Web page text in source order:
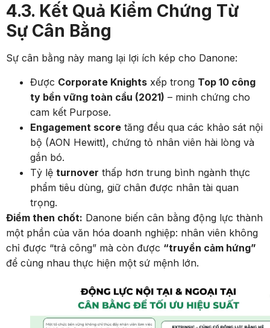
4.3. Kết Quả Kiểm Chứng Từ
Sự Cân Bằng
Sự cân bằng này mang lại lợi ích kép cho Danone:
Được Corporate Knights xếp trong Top 10 công
ty bền vững toàn cầu (2021) – minh chứng cho
cam kết Purpose.
Engagement score tăng đều qua các khảo sát nội
bộ (AON Hewitt), chứng tỏ nhân viên hài lòng và
gắn bó.
Tỷ lệ turnover thấp hơn trung bình ngành thực
phẩm tiêu dùng, giữ chân được nhân tài quan
trọng.
Điểm then chốt: Danone biến cân bằng động lực thành
một phần của văn hóa doanh nghiệp: nhân viên không
chỉ được “trả công” mà còn được “truyền cảm hứng”
để cùng nhau thực hiện một sứ mệnh lớn.